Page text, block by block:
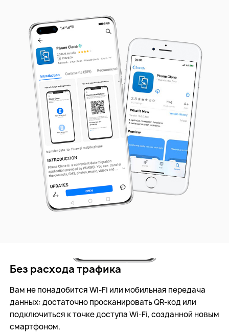
Без расхода трафика
Вам не понадобится Wi-Fi или мобильная передача
данных:достаточно просканировать QR-код или
подключиться к точке доступа Wi-Fi,созданной новым
смартфоном.